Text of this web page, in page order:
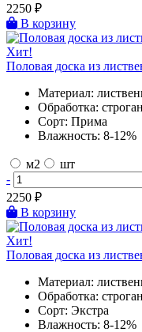
2250 ₽
В корзину
Хит!
Половая доска из
Материал:
Обработка:
Сорт: Прима
Влажность: 8-12%
м2
шт
-
2250 ₽
В корзину
Хит!
Половая доска из
Материал:
Обработка:
Сорт: Экстра
Влажность: 8-12%